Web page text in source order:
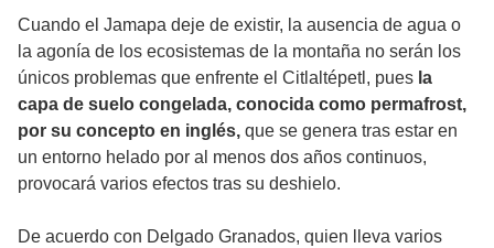
Cuando el Jamapa deje de existir, la ausencia de agua o
la agonía de los ecosistemas de la montaña no serán los
únicos problemas que enfrente el Citlaltépetl, pues la
capa de suelo congelada, conocida como permafrost,
por su concepto en inglés, que se genera tras estar en
un entorno helado por al menos dos años continuos,
provocará varios efectos tras su deshielo.
De acuerdo con Delgado Granados, quien lleva varios